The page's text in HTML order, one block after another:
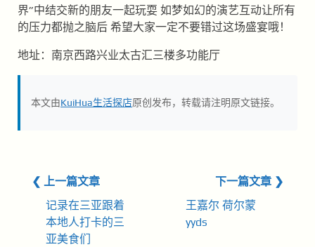
界”中结交新的朋友一起玩耍 如梦如幻的演艺互动让所有
的压力都抛之脑后 希望大家一定不要错过这场盛宴哦！
地址：南京西路兴业太古汇三楼多功能厅
本文由KuiHua生活探店原创发布，转载请注明原文链接。
❮ 上一篇文章
记录在三亚跟着
本地人打卡的三
亚美食们
下一篇文章 ❯
王嘉尔 荷尔蒙
yyds